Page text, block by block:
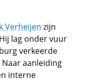
Verheijen zijn
lag onder vuur
verkeerde
aanleiding
interne